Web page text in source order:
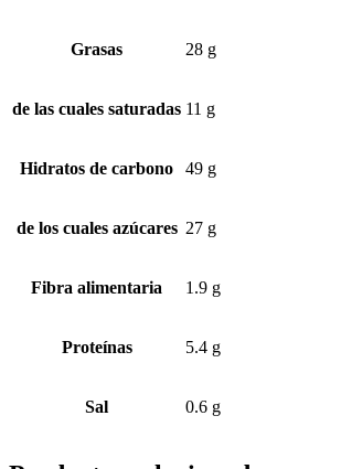
Grasas 28 g
de las cuales saturadas 11 g
Hidratos de carbono 49 g
de los cuales azúcares 27 g
Fibra alimentaria 1.9 g
Proteínas 5.4 g
Sal 0.6 g